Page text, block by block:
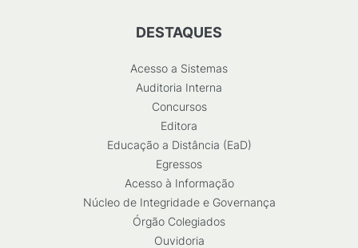
DESTAQUES
Acesso a Sistemas
Auditoria Interna
Concursos
Editora
Educação a Distância (EaD)
Egressos
Acesso à Informação
Núcleo de Integridade e Governança
Órgão Colegiados
Ouvidoria